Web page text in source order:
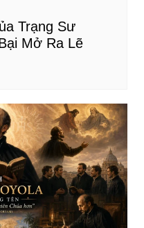
Trạng Sư
Mở Ra Lẽ